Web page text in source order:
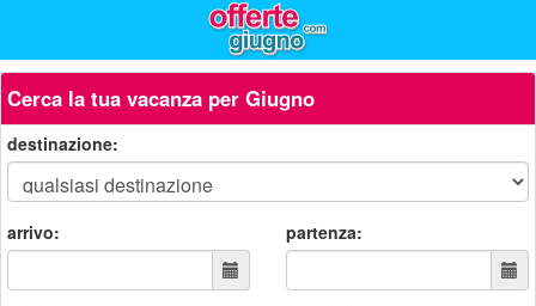
Cerca la tua vacanza per Giugno
destinazione:
arrivo: partenza: